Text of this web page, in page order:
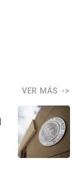
VER MÁS